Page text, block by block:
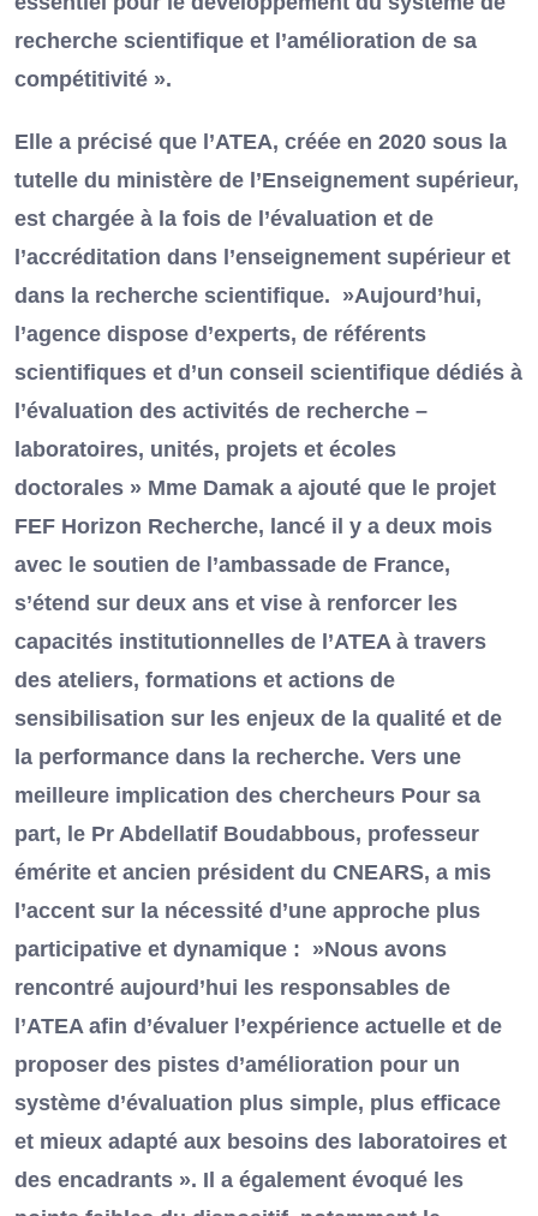
recherche scientifique et l’amélioration de sa
compétitivité ».
Elle a précisé que l’ATEA, créée en 2020 sous la
tutelle du ministère de l’Enseignement supérieur,
est chargée à la fois de l’évaluation et de
l’accréditation dans l’enseignement supérieur et
dans la recherche scientifique. »Aujourd’hui,
l’agence dispose d’experts, de référents
scientifiques et d’un conseil scientifique dédiés à
l’évaluation des activités de recherche –
laboratoires, unités, projets et écoles
doctorales » Mme Damak a ajouté que le projet
FEF Horizon Recherche, lancé il y a deux mois
avec le soutien de l’ambassade de France,
s’étend sur deux ans et vise à renforcer les
capacités institutionnelles de l’ATEA à travers
des ateliers, formations et actions de
sensibilisation sur les enjeux de la qualité et de
la performance dans la recherche. Vers une
meilleure implication des chercheurs Pour sa
part, le Pr Abdellatif Boudabbous, professeur
émérite et ancien président du CNEARS, a mis
l’accent sur la nécessité d’une approche plus
participative et dynamique : »Nous avons
rencontré aujourd’hui les responsables de
l’ATEA afin d’évaluer l’expérience actuelle et de
proposer des pistes d’amélioration pour un
système d’évaluation plus simple, plus efficace
et mieux adapté aux besoins des laboratoires et
des encadrants ». Il a également évoqué les